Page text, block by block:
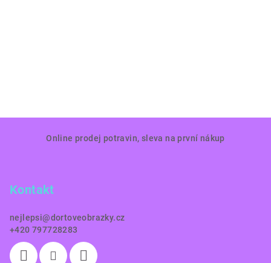
Online prodej potravin, sleva na první nákup
Kontakt
nejlepsi@dortoveobrazky.cz
+420 797728283